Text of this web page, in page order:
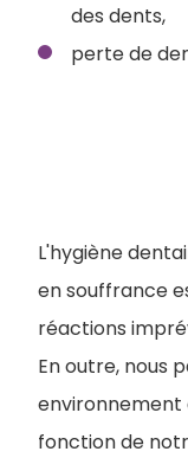
des dents,
perte de
L'hygiène
en souffrance
réactions
En outre, nous
fonction de